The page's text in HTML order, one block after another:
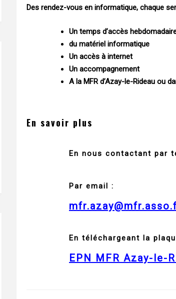
Des rendez-vous en informatique, chaque
Un temps d’accès
du matériel informatique
Un accès à internet
Un accompagnement
A la MFR d’Azay-le-Rideau ou
En savoir plus
En nous contactant par
Par email :
En téléchargeant la
EPN MFR Azay-le-